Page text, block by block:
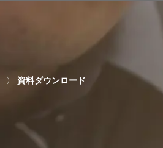
資料ダウンロード